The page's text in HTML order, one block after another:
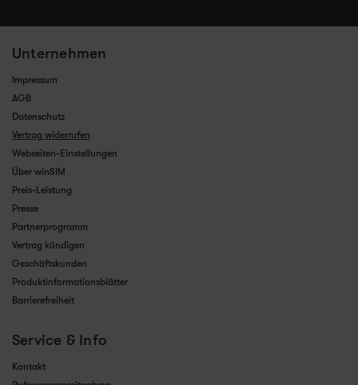
Unternehmen
Impressum
AGB
Datenschutz
Vertrag widerrufen
Webseiten-Einstellungen
Über winSIM
Preis-Leistung
Presse
Partnerprogramm
Vertrag kündigen
Geschäftskunden
Produktinformationsblätter
Barrierefreiheit
Service & Info
Kontakt